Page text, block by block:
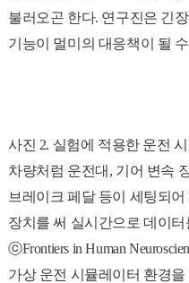
불러오곤 한다. 연구진은 긴
기능이 멀미의 대응책이 될
사진 2. 실험에 적용한 운전
차량처럼 운전대, 기어 변속
브레이크 페달 등이 세팅되
장치를 써 실시간으로 데이
ⓒFrontiers in Human
가상 운전 시뮬레이터 환경